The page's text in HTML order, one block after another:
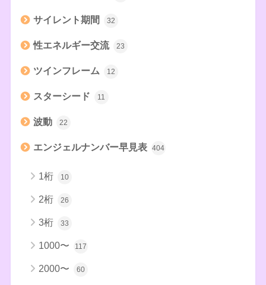
サイレント期間 32
性エネルギー交流 23
ツインフレーム 12
スターシード 11
波動 22
エンジェルナンバー早見表 404
1桁 10
2桁 26
3桁 33
1000〜 117
2000〜 60